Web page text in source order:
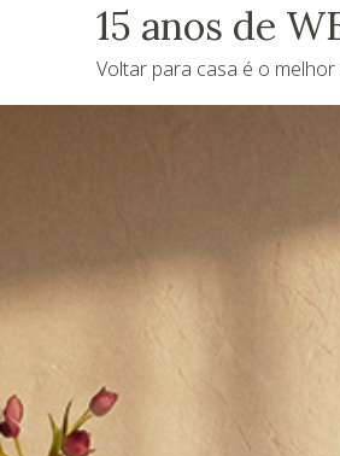
15 anos de
Voltar para casa é o